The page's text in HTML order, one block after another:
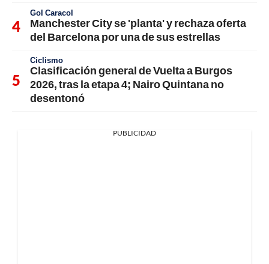
Gol Caracol
Manchester City se 'planta' y rechaza oferta
del Barcelona por una de sus estrellas
Ciclismo
Clasificación general de Vuelta a Burgos
2026, tras la etapa 4; Nairo Quintana no
desentonó
PUBLICIDAD